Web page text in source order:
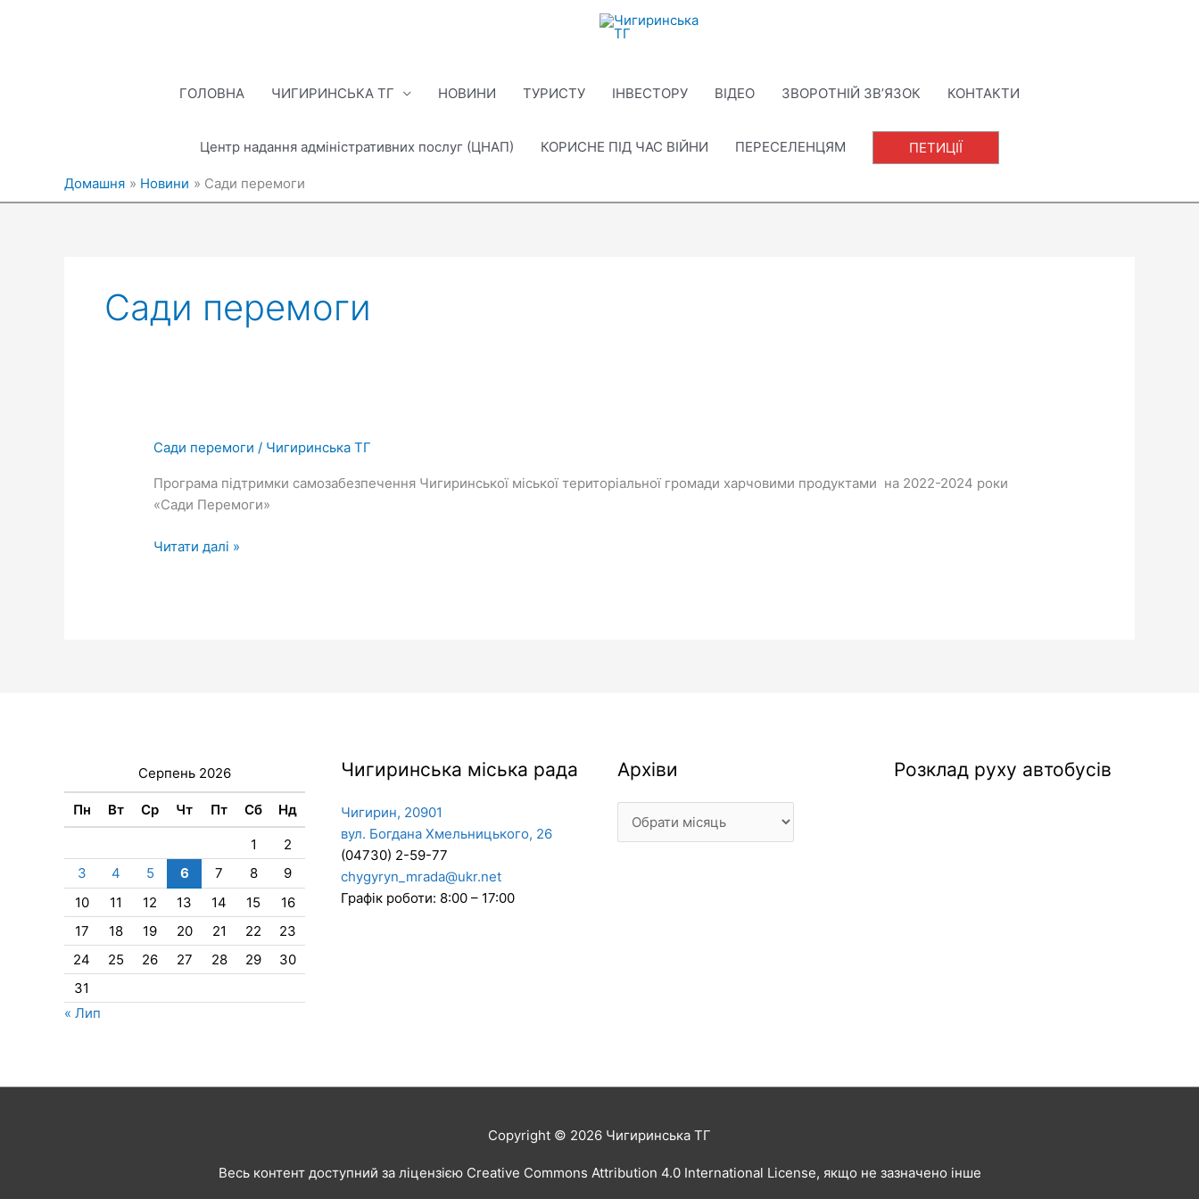
ГОЛОВНА ЧИГИРИНСЬКА ТГ НОВИНИ ТУРИСТУ ІНВЕСТОРУ ВІДЕО ЗВОРОТНІЙ ЗВ’ЯЗОК КОНТАКТИ
Центр надання адміністративних послуг (ЦНАП) КОРИСНЕ ПІД ЧАС ВІЙНИ ПЕРЕСЕЛЕНЦЯМ ПЕТИЦІЇ
Домашня Новини Сади перемоги
Сади перемоги
Сади перемоги / Чигиринська ТГ
Програма підтримки самозабезпечення Чигиринської міської територіальної громади харчовими продуктами на 2022-2024 роки
«Сади Перемоги»
Читати далі »
Серпень 2026
Пн Вт Ср Чт Пт Сб Нд
1
2
3
4 5 6 7 8
9
10
11 12 13 14 15
16
17
18 19 20 21 22
23
24
25 26 27 28 29
30
31
« Лип
Чигиринська міська рада
Чигирин, 20901
вул. Богдана Хмельницького, 26
(04730) 2-59-77
chygyryn_mrada@ukr.net
Графік роботи: 8:00 – 17:00
Архіви
Архіви Розклад руху автобусів
Copyright © 2026 Чигиринська ТГ
Весь контент доступний за ліцензією Creative Commons Attribution 4.0 International License, якщо не зазначено інше